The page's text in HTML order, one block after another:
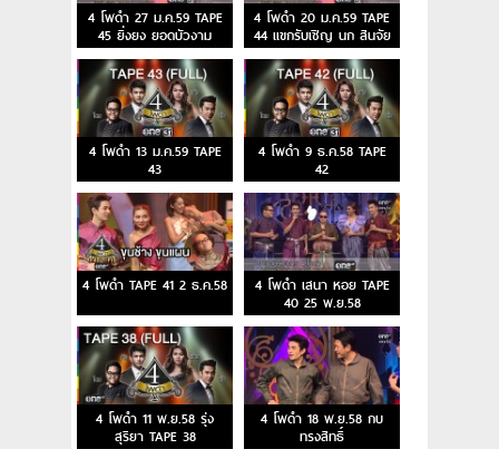
4 โพดำ 27 ม.ค.59 TAPE
45 ยิ่งยง ยอดบัวงาม
4 โพดำ 20 ม.ค.59 TAPE
44 แขกรับเชิญ นก สินจัย
4 โพดำ 13 ม.ค.59 TAPE
43
4 โพดำ 9 ธ.ค.58 TAPE
42
4 โพดำ TAPE 41 2 ธ.ค.58
4 โพดำ เสนา หอย TAPE
40 25 พ.ย.58
4 โพดำ 11 พ.ย.58 รุ่ง
สุริยา TAPE 38
4 โพดำ 18 พ.ย.58 กบ
ทรงสิทธิ์